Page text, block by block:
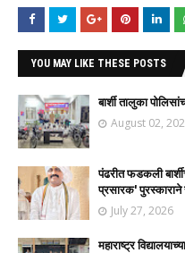
YOU MAY LIKE THESE POSTS
बार्शी तालुका
August 02,
पंढरीत फडकली
प्रसारक' पुरस्काराने
July 27, 2026
महाराष्ट्र